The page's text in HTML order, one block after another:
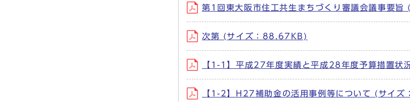
第1回東大阪市住工共生まちづくり審議会議事要
次第 (サイズ：88.67KB)
【1-1】平成27年度実績と平成28年度予算措置
【1-2】H27補助金の活用事例等について (サイ